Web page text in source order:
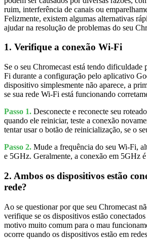
ruim, interferência de canais ou
Felizmente, existem algumas alternativas
ajudar na resolução de problemas do seu
1. Verifique a conexão Wi-Fi
Se o seu Chromecast está tendo dificuldade
Fi durante a configuração pelo aplicativo
dispositivo simplesmente não aparece, a
se sua rede Wi-Fi está funcionando
Passo 1. Desconecte e reconecte seu
quando ele reiniciar, teste a conexão
tentar usar o botão de reinicialização, se o
Passo 2. Mude a frequência do seu Wi-Fi,
e 5GHz. Geralmente, a conexão em 5GHz
2. Ambos os dispositivos estão
rede?
Ao se questionar por que seu Chromecast
verifique se os dispositivos estão
motivo muito comum para o mau
ocorre quando os dispositivos estão em